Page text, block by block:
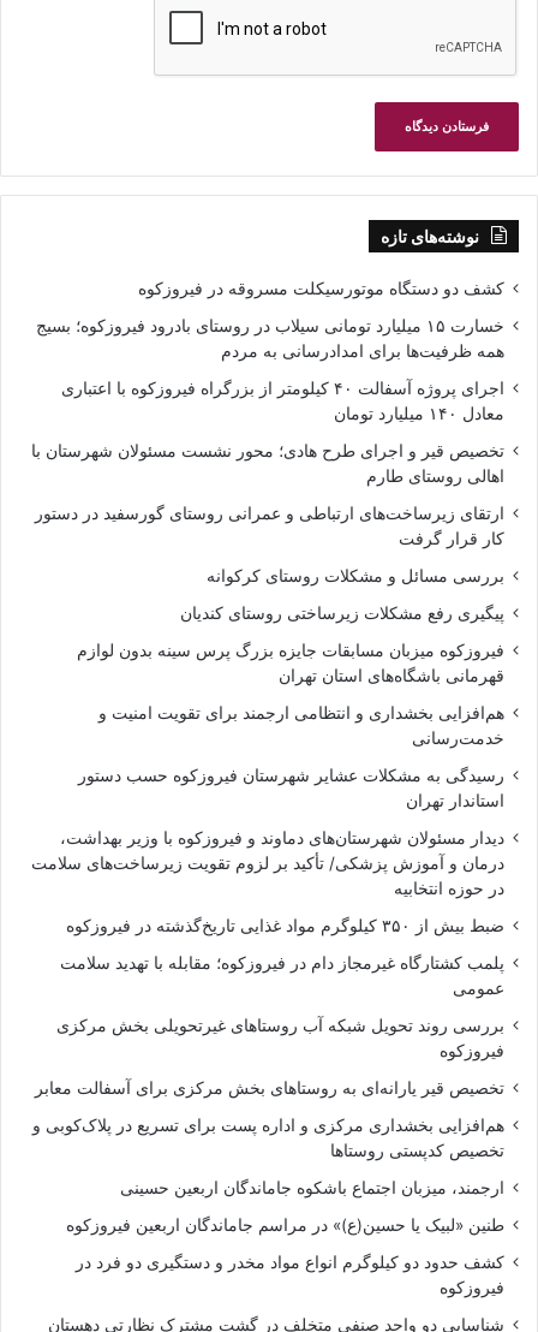
نوشته‌های تازه
کشف دو دستگاه موتورسیکلت مسروقه در فیروزکوه
خسارت ۱۵ میلیارد تومانی سیلاب در روستای بادرود فیروزکوه؛ بسیج
همه ظرفیت‌ها برای امدادرسانی به مردم
اجرای پروژه آسفالت ۴۰ کیلومتر از بزرگراه فیروزکوه با اعتباری
معادل ۱۴۰ میلیارد تومان
تخصیص قیر و اجرای طرح هادی؛ محور نشست مسئولان شهرستان با
اهالی روستای طارم
ارتقای زیرساخت‌های ارتباطی و عمرانی روستای گورسفید در دستور
کار قرار گرفت
بررسی مسائل و مشکلات روستای کرکوانه
پیگیری رفع مشکلات زیرساختی روستای کندیان
فیروزکوه میزبان مسابقات جایزه بزرگ پرس سینه بدون لوازم
قهرمانی باشگاه‌های استان تهران
هم‌افزایی بخشداری و انتظامی ارجمند برای تقویت امنیت و
خدمت‌رسانی
رسیدگی به مشکلات عشایر شهرستان فیروزکوه حسب دستور
استاندار تهران
دیدار مسئولان شهرستان‌های دماوند و فیروزکوه با وزیر بهداشت،
درمان و آموزش پزشکی/ تأکید بر لزوم تقویت زیرساخت‌های سلامت
در حوزه انتخابیه
ضبط بیش از ۳۵۰ کیلوگرم مواد غذایی تاریخ‌گذشته در فیروزکوه
پلمب کشتارگاه غیرمجاز دام در فیروزکوه؛ مقابله با تهدید سلامت
عمومی
بررسی روند تحویل شبکه آب روستاهای غیرتحویلی بخش مرکزی
فیروزکوه
تخصیص قیر یارانه‌ای به روستاهای بخش مرکزی برای آسفالت معابر
هم‌افزایی بخشداری مرکزی و اداره پست برای تسریع در پلاک‌کوبی و
تخصیص کدپستی روستاها
ارجمند، میزبان اجتماع باشکوه جاماندگان اربعین حسینی
طنین «لبیک یا حسین(ع)» در مراسم جاماندگان اربعین فیروزکوه
کشف حدود دو کیلوگرم انواع مواد مخدر و دستگیری دو فرد در
فیروزکوه
شناسایی دو واحد صنفی متخلف در گشت مشترک نظارتی دهستان